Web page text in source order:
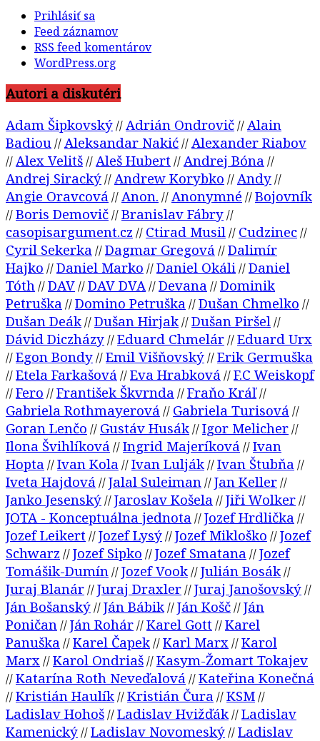
Prihlásiť sa
Feed záznamov
RSS feed komentárov
WordPress.org
Autori a diskutéri
Adam Šipkovský// Adrián Ondrovič// Alain
Badiou // Aleksandar Nakić// Alexander Riabov
// Alex Velitš// Aleš Hubert // Andrej Bóna //
Andrej Siracký// Andrew Korybko // Andy//
Angie Oravcová // Anon. // Anonymné //Bojovník
//Boris Demovič//Branislav Fábry//
casopisargument.cz // Ctirad Musil // Cudzinec//
Cyril Sekerka //Dagmar Gregová //Dalimír
Hajko //Daniel Marko //Daniel Okáli //Daniel
Tóth //DAV//DAV DVA//Devana //Dominik
Petruška //Domino Petruška //Dušan Chmelko //
Dušan Deák//Dušan Hirjak//Dušan Piršel //
Dávid Diczházy//Eduard Chmelár//Eduard Urx
//Egon Bondy//Emil Višňovský//Erik Germuška
//Etela Farkašová //Eva Hrabková //F.C Weiskopf
//Fero //František Škvrnda //Fraňo Kráľ//
Gabriela Rothmayerová // Gabriela Turisová //
Goran Lenčo // Gustáv Husák//Igor Melicher//
Ilona Švihlíková //Ingrid Majeríková //Ivan
Hopta //Ivan Kola //Ivan Lulják//Ivan Štubňa //
Iveta Hajdová //Jalal Suleiman //Jan Keller//
Janko Jesenský//Jaroslav Košela //Jiři Wolker//
JOTA - Konceptuálna jednota //Jozef Hrdlička //
Jozef Leikert //Jozef Lysý//Jozef Mikloško //Jozef
Schwarz //Jozef Sipko //Jozef Smatana //Jozef
Tomášik-Dumín //Jozef Vook//Julián Bosák//
Juraj Blanár//Juraj Draxler//Juraj Janošovský//
Ján Bošanský//Ján Bábik//Ján Košč//Ján
Poničan //Ján Rohár//Karel Gott //Karel
Panuška //Karel Čapek//Karl Marx //Karol
Marx //Karol Ondriaš//Kasym-Žomart Tokajev
//Katarína Roth Neveďalová //Kateřina Konečná
//Kristián Haulík//Kristián Čura //KSM//
Ladislav Hohoš//Ladislav Hvižďák//Ladislav
Kamenický//Ladislav Novomeský//Ladislav